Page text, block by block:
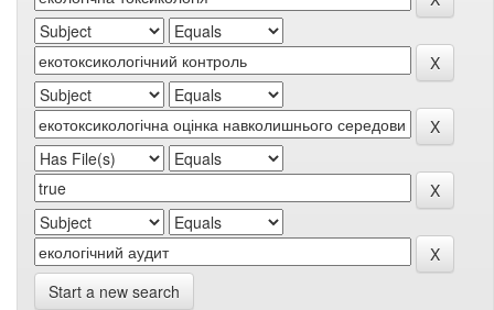
Start a new search